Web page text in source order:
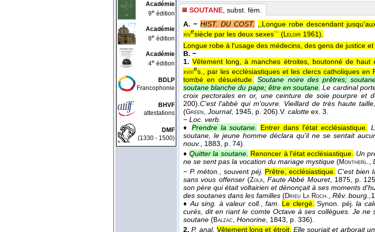
Académie
9e édition
Académie
8e édition
Académie
4e édition
BDLP
Francophonie
BHVF
attestations
DMF
(1330 - 1500)
SOUTANE , subst. fém.
A. − HIST. DU COST. ,,Longue robe descendant
xivesiècle par les deux sexes`` ( Leloir 1961).
Longue robe à l'usage des médecins, des gens de justice
B. −
1. Vêtement long, à manches étroites, boutonné de
xviiies., par les ecclésiastiques et les clercs catholiques
tombé en désuétude.
Soutane noire des prêtres;
soutane blanche du pape; être en soutane. Le cardinal
croix pectorales en or, une ceinture de soie pourpre et
200). C'est l'abbé qui m'ouvre. Vieillard de très haute
(Green Journal, 1945 , p. 206). V. calotte ex. 3.
− Loc. verb.
♦ Prendre la soutane. Entrer dans l'état ecclésiastique.
soutane, le jeune homme déclara qu'il ne se sentait
nouv.
, 1883 , p. 74).
♦ Quitter la soutane. Renoncer à l'état ecclésiastique.
Un
ne se sent pas la vocation du mariage mystique (Montherl.
− P. méton. , souvent péj. Prêtre, ecclésiastique. C'est bien
sans vous offenser(Zola, Faute Abbé Mouret, 1875, p.
son père qui était voltairien et dénonçait à ses moments
des soutanes dans les familles (Drieu La Roch. Rêv. bourg.,
♦ Au sing. à valeur coll. fam. Le clergé. Synon. péj.la
curés, dit en riant le comte Octave à ses collègues. Je
soutane (Balzac Honorine , 1843 , p. 336).
2. P. anal. Vêtement long et étroit. Elle souriait et arborait